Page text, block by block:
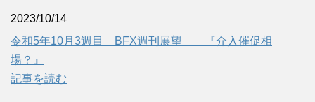
2023/10/14
令和5年10月3週目 BFX週刊展望 『介入催促相
場？』
記事を読む